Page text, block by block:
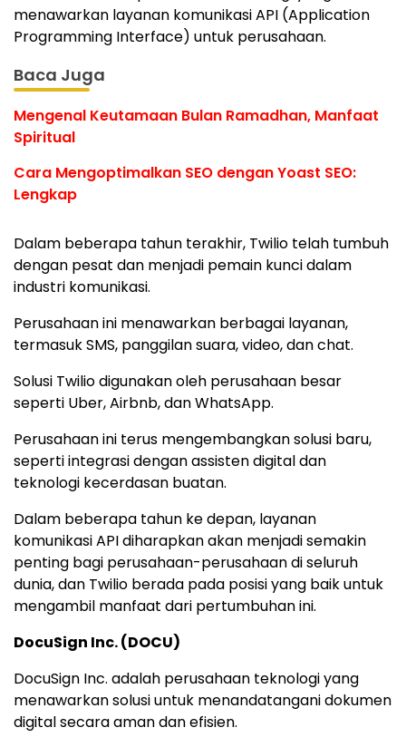
menawarkan layanan komunikasi API (Application
Programming Interface) untuk perusahaan.
Baca Juga
Mengenal Keutamaan Bulan Ramadhan, Manfaat
Spiritual
Cara Mengoptimalkan SEO dengan Yoast SEO:
Lengkap
Dalam beberapa tahun terakhir, Twilio telah tumbuh
dengan pesat dan menjadi pemain kunci dalam
industri komunikasi.
Perusahaan ini menawarkan berbagai layanan,
termasuk SMS, panggilan suara, video, dan chat.
Solusi Twilio digunakan oleh perusahaan besar
seperti Uber, Airbnb, dan WhatsApp.
Perusahaan ini terus mengembangkan solusi baru,
seperti integrasi dengan assisten digital dan
teknologi kecerdasan buatan.
Dalam beberapa tahun ke depan, layanan
komunikasi API diharapkan akan menjadi semakin
penting bagi perusahaan-perusahaan di seluruh
dunia, dan Twilio berada pada posisi yang baik untuk
mengambil manfaat dari pertumbuhan ini.
DocuSign Inc. (DOCU)
DocuSign Inc. adalah perusahaan teknologi yang
menawarkan solusi untuk menandatangani dokumen
digital secara aman dan efisien.